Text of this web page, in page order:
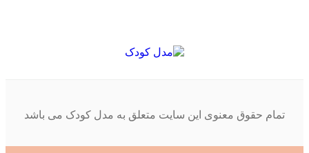
تمام حقوق معنوی این سایت متعلق به مدل کودک می باشد